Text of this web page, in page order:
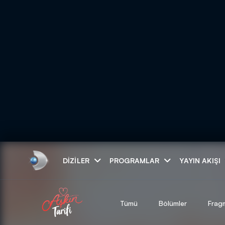
DIZILER PROGRAMLAR YAYIN AKIŞI
Tümü Bölümler